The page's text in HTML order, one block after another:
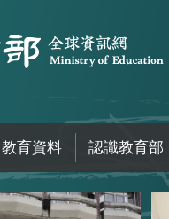
教育資料 認識教育部